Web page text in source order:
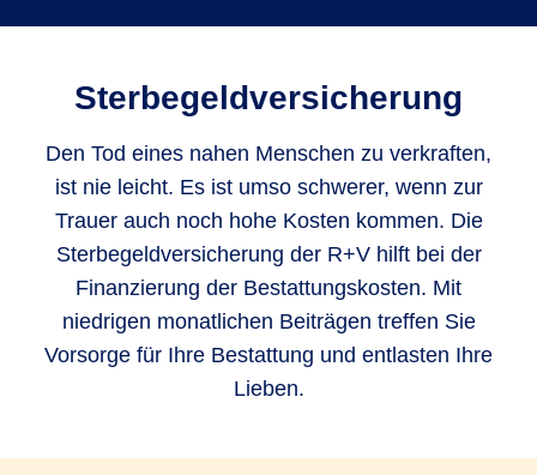
Sterbegeldversicherung
Den Tod eines nahen Menschen zu verkraften,
ist nie leicht. Es ist umso schwerer, wenn zur
Trauer auch noch hohe Kosten kommen. Die
Sterbegeldversicherung der R+V hilft bei der
Finanzierung der Bestattungskosten. Mit
niedrigen monatlichen Beiträgen treffen Sie
Vorsorge für Ihre Bestattung und entlasten Ihre
Lieben.